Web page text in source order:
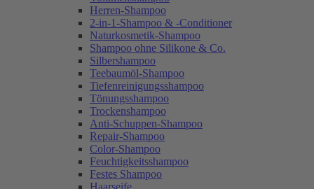
Herren-Shampoo
2-in-1-Shampoo & -Conditioner
Naturkosmetik-Shampoo
Shampoo ohne Silikone & Co.
Silbershampoo
Teebaumöl-Shampoo
Tiefenreinigungsshampoo
Tönungsshampoo
Trockenshampoo
Anti-Schuppen-Shampoo
Repair-Shampoo
Color-Shampoo
Feuchtigkeitsshampoo
Festes Shampoo
Haarseife